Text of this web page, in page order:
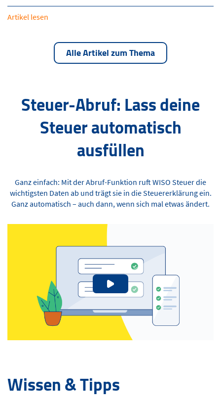
Artikel lesen
Alle Artikel zum Thema
Steuer-Abruf: Lass deine
Steuer automatisch
ausfüllen
Ganz einfach: Mit der Abruf-Funktion ruft WISO Steuer die
wichtigsten Daten ab und trägt sie in die Steuererklärung ein.
Ganz automatisch – auch dann, wenn sich mal etwas ändert.
Wissen & Tipps